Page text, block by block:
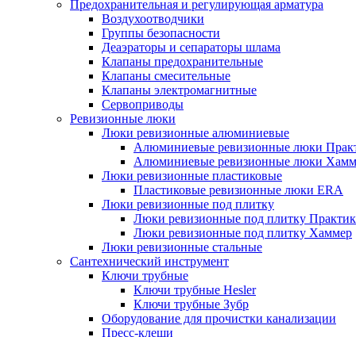
Предохранительная и регулирующая арматура
Воздухоотводчики
Группы безопасности
Деаэраторы и сепараторы шлама
Клапаны предохранительные
Клапаны смесительные
Клапаны электромагнитные
Сервоприводы
Ревизионные люки
Люки ревизионные алюминиевые
Алюминиевые ревизионные люки
Алюминиевые ревизионные люки
Люки ревизионные пластиковые
Пластиковые ревизионные люки ERA
Люки ревизионные под плитку
Люки ревизионные под плитку
Люки ревизионные под плитку Хаммер
Люки ревизионные стальные
Сантехнический инструмент
Ключи трубные
Ключи трубные Hesler
Ключи трубные Зубр
Оборудование для прочистки канализации
Пресс-клещи